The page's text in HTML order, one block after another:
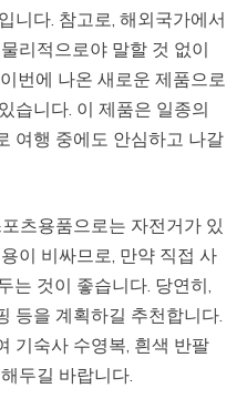
니다. 참고로, 해외국가에서
리적으로야 말할 것 없이
번에 나온 새로운 제품으로
습니다. 이 제품은 일종의
여행 중에도 안심하고 나갈
츠용품으로는 자전거가 있
이 비싸므로, 만약 직접 사
는 것이 좋습니다. 당연히,
등을 계획하길 추천합니다.
기숙사 수영복, 흰색 반팔
두길 바랍니다.